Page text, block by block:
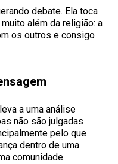
debate. Ela toca
além da religião: a
os outros e consigo
a uma análise
não são julgadas
pelo que
dentro de uma
comunidade.